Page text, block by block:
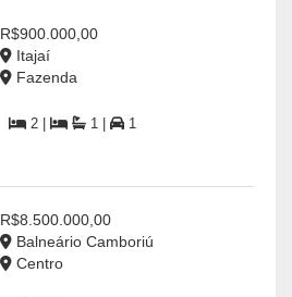
R$900.000,00
Itajaí
Fazenda
2 | 1 | 1
R$8.500.000,00
Balneário Camboriú
Centro